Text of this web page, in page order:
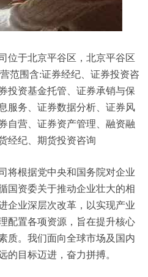
位于北京平谷区，北京平谷区
范围含:证券经纪、证券投资咨
投资基金托管、证券承销与保
服务、证券数据分析、证券风
自营、证券资产管理、融资融
经纪、期货投资咨询
将根据党中央和国务院对企业
国资委关于推动企业壮大的相
企业深层次改革，以实现产业
配置各项资源，旨在提升核心
质。我们面向全球市场及国内
的目标迈进，奋力拼搏。